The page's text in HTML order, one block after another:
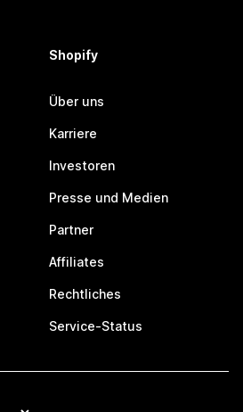
Shopify
Über uns
Karriere
Investoren
Presse und Medien
Partner
Affiliates
Rechtliches
Service-Status